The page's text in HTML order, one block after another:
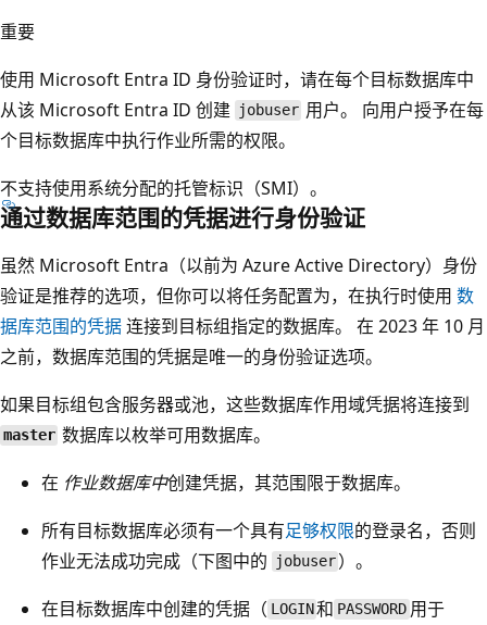
重要
使用 Microsoft Entra ID 身份验证时，请在每个目标数据库中
从该 Microsoft Entra ID 创建 jobuser 用户。 向用户授予在每
个目标数据库中执行作业所需的权限。
不支持使用系统分配的托管标识（SMI）。
通过数据库范围的凭据进行身份验证
虽然 Microsoft Entra（以前为 Azure Active Directory）身份
验证是推荐的选项，但你可以将任务配置为，在执行时使用 数
据库范围的凭据连接到目标组指定的数据库。 在 2023 年 10 月
之前，数据库范围的凭据是唯一的身份验证选项。
如果目标组包含服务器或池，这些数据库作用域凭据将连接到
master 数据库以枚举可用数据库。
在 作业数据库中创建凭据，其范围限于数据库。
所有目标数据库必须有一个具有足够权限的登录名，否则
作业无法成功完成（下图中的
jobuser ）。
在目标数据库中创建的凭据（ LOGIN 和 PASSWORD 用于